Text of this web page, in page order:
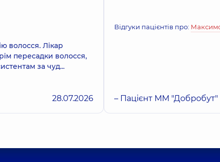
волосся. Лікар
пересадки волосся,
за чуд...
28.07.2026
Відгуки пацієнтів про:
– Пацієнт ММ "Добробут"